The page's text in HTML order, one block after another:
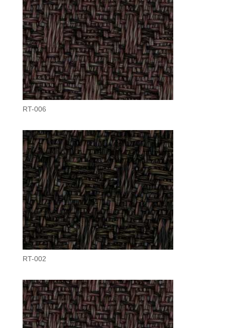
RT-006
RT-002